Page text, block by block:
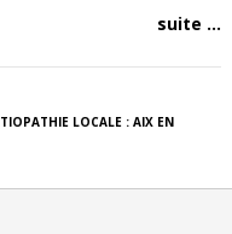
suite ...
LOCALE : AIX EN